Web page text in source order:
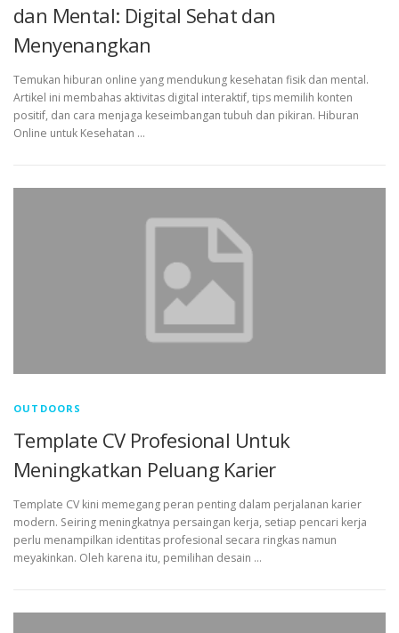
dan Mental: Digital Sehat dan
Menyenangkan
Temukan hiburan online yang mendukung kesehatan fisik dan mental.
Artikel ini membahas aktivitas digital interaktif, tips memilih konten
positif, dan cara menjaga keseimbangan tubuh dan pikiran. Hiburan
Online untuk Kesehatan …
OUTDOORS
Template CV Profesional Untuk
Meningkatkan Peluang Karier
Template CV kini memegang peran penting dalam perjalanan karier
modern. Seiring meningkatnya persaingan kerja, setiap pencari kerja
perlu menampilkan identitas profesional secara ringkas namun
meyakinkan. Oleh karena itu, pemilihan desain …